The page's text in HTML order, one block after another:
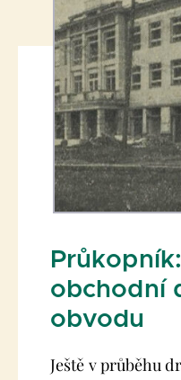
obchodní
obvodu
Ještě v průběhu